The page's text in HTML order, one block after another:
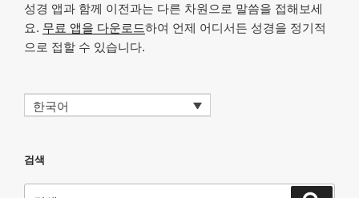
성경 앱과 함께 이전과는 다른 차원으로 말씀을 접해보세
요. 무료 앱을 다운로드하여 언제 어디서든 성경을 정기적
으로 접할 수 있습니다.
한국어
검색